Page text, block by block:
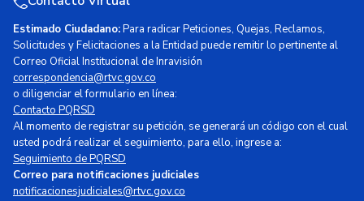
Estimado Ciudadano:Para radicar Peticiones, Quejas, Reclamos,
Solicitudes y Felicitaciones a la Entidad puede remitir lo pertinente al
Correo Oficial Institucional de Inravisión
correspondencia@rtvc.gov.co
o diligenciar el formulario en línea:
Contacto PQRSD
Al momento de registrar su petición, se generará un código con el cual
usted podrá realizar el seguimiento, para ello, ingrese a:
Seguimiento de PQRSD
Correo para notificaciones judiciales
notificacionesjudiciales@rtvc.gov.co